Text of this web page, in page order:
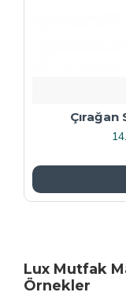
Rozhet
Lux Mutfak
Örnekler